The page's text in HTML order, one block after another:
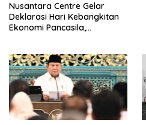
Nusantara Centre Gelar
Deklarasi Hari Kebangkitan
Ekonomi Pancasila,
Penjajahan (Pergolakan
Ekonomi Politik Indonesia) &
Simposium Nasional “Urgensi
Undang-Undang
Perekonomian Nasional dan
Kesejahteraan Sosial dalam